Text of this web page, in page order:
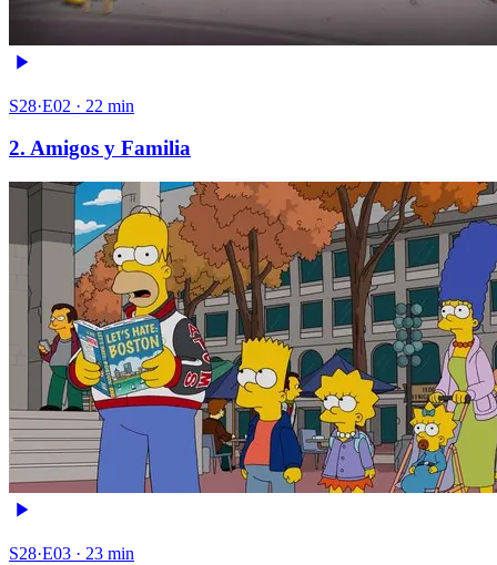
S28·E02 · 22 min
2. Amigos y Familia
S28·E03 · 23 min